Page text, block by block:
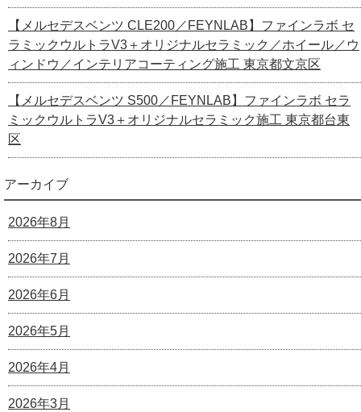
【メルセデスベンツ CLE200／FEYNLAB】ファインラボ セ
ラミックウルトラV3＋オリジナルセラミック／ホイール／ウ
ィンドウ／インテリアコーティング施工 東京都文京区
【メルセデスベンツ S500／FEYNLAB】ファインラボ セラ
ミックウルトラV3＋オリジナルセラミック施工 東京都台東
区
アーカイブ
2026年8月
2026年7月
2026年6月
2026年5月
2026年4月
2026年3月